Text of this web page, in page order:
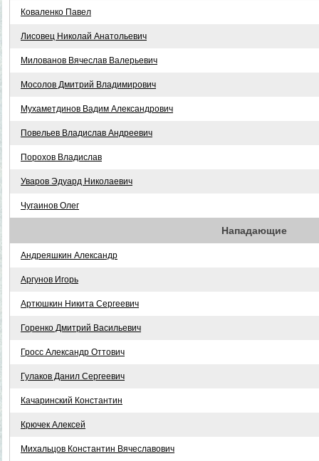
Коваленко Павел
Лисовец Николай Анатольевич
Милованов Вячеслав Валерьевич
Мосолов Дмитрий Владимирович
Мухаметдинов Вадим Александрович
Повельев Владислав Андреевич
Порохов Владислав
Уваров Эдуард Николаевич
Чугаинов Олег
Нападающие
Андреяшкин Александр
Аргунов Игорь
Артюшкин Никита Сергеевич
Горенко Дмитрий Васильевич
Гросс Александр Оттович
Гулаков Данил Сергеевич
Качаринский Константин
Крючек Алексей
Михальцов Константин Вячеславович